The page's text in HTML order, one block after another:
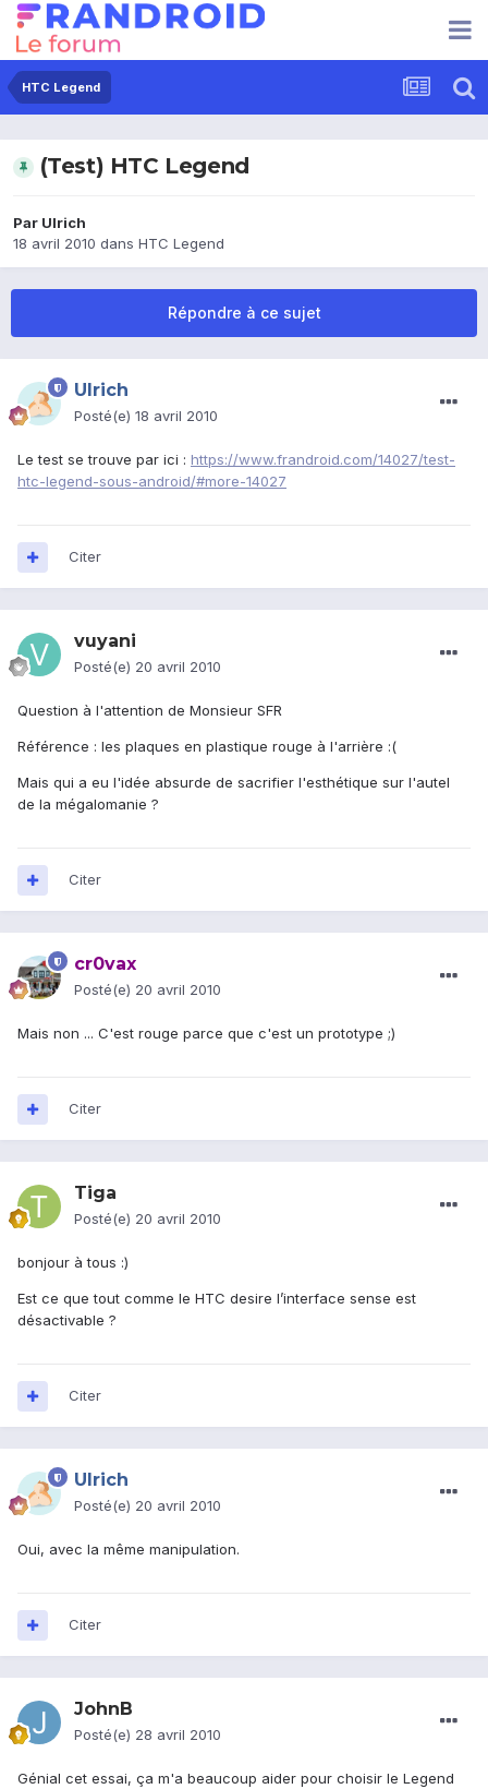
HTC Legend
(Test) HTC Legend
Par Ulrich
18 avril 2010 dans HTC Legend
Répondre à ce sujet
Ulrich
Posté(e) 18 avril 2010
Le test se trouve par ici : https://www.frandroid.com/14027/test-
htc-legend-sous-android/#more-14027
Citer
vuyani
Posté(e) 20 avril 2010
Question à l'attention de Monsieur SFR
Référence : les plaques en plastique rouge à l'arrière :(
Mais qui a eu l'idée absurde de sacrifier l'esthétique sur l'autel
de la mégalomanie ?
Citer
cr0vax
Posté(e) 20 avril 2010
Mais non ... C'est rouge parce que c'est un prototype ;)
Citer
Tiga
Posté(e) 20 avril 2010
bonjour à tous :)
Est ce que tout comme le HTC desire l’interface sense est
désactivable ?
Citer
Ulrich
Posté(e) 20 avril 2010
Oui, avec la même manipulation.
Citer
JohnB
Posté(e) 28 avril 2010
Génial cet essai, ça m'a beaucoup aider pour choisir le Legend